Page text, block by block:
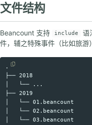
文件结构
Beancount 支持 include
语
件，辅之特殊事件（比如旅游
Copy code
.
├── 2018
│   └── ...
├── 2019
│   └── 01.beancount
│   └── 02.beancount
│   └── 03.beancount